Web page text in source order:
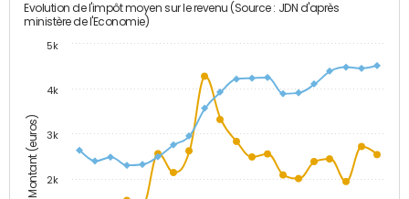
Montant (euros)
Evolution de l'impôt moyen sur le revenu (Source : JDN d'après
ministère de l'Economie)
2k
3k
4k
5k